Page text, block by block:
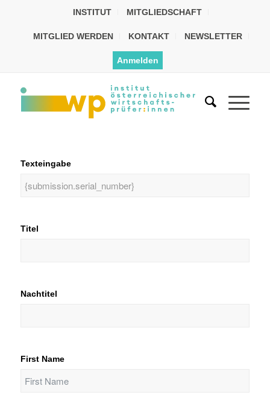
INSTITUT MITGLIEDSCHAFT
MITGLIED WERDEN KONTAKT NEWSLETTER
Anmelden
Texteingabe
Titel
Nachtitel
First Name